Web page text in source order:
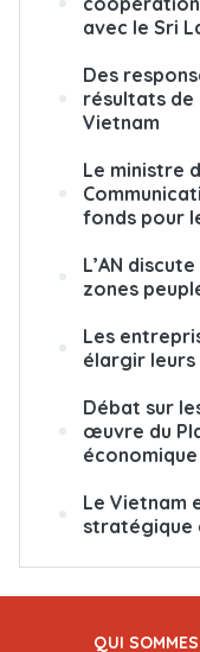
avec le Sri
Des
résultats de
Vietnam
Le ministre
fonds pour
L’AN
zones
Les
élargir leurs
Débat sur
œuvre du
économique
Le Vietnam
stratégique
QUI